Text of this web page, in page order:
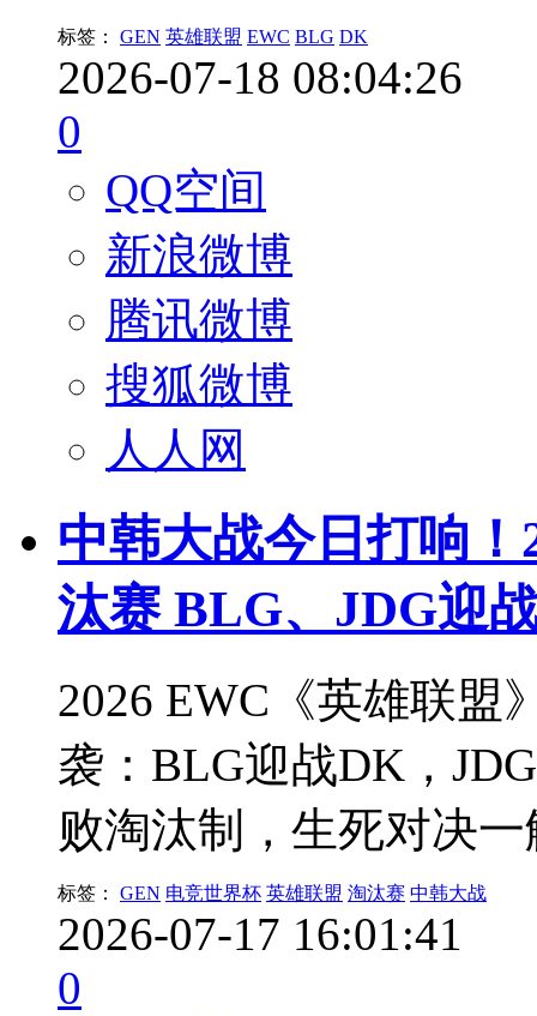
标签： GEN 英雄联盟 EWC BLG DK
2026-07-18 08:04:26
0
QQ空间
新浪微博
腾讯微博
搜狐微博
人人网
中韩大战今日打响
汰赛 BLG、JDG迎
2026 EWC《英雄联盟
袭：BLG迎战DK，
败淘汰制，生死对决
标签： GEN 电竞世界杯 英雄联盟 淘汰赛 中韩大战
2026-07-17 16:01:41
0